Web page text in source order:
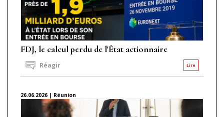
FDJ, le calcul perdu de l'État actionnaire
Lire
Réagir
26.06.2026 | Réunion